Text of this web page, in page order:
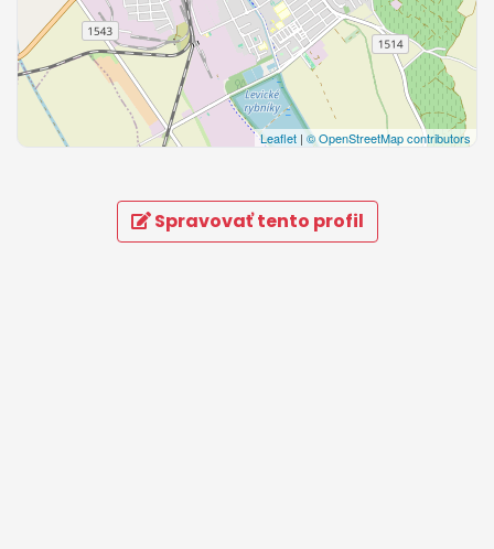
Leaflet | © OpenStreetMap contributors
Spravovať tento profil